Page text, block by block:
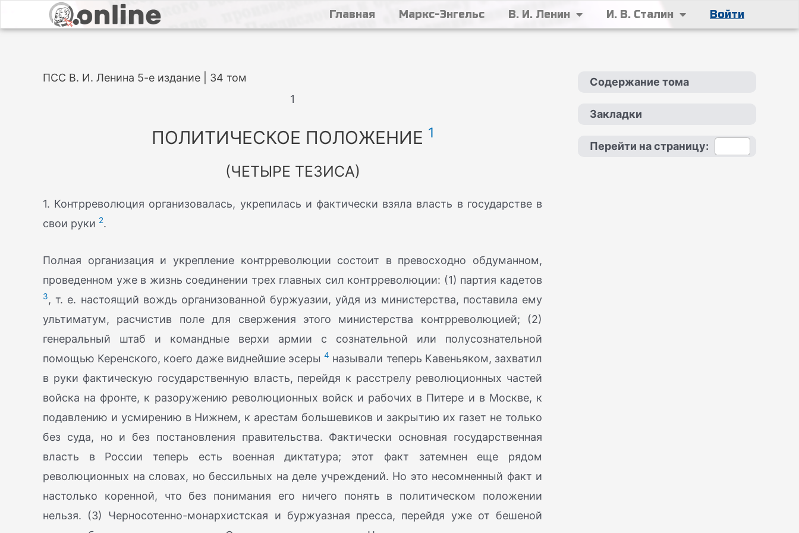
Главная Маркс-Энгельс В. И. Ленин И. В. Сталин Войти
ПСС В. И. Ленина 5-е издание | 34 том
1
ПОЛИТИЧЕСКОЕ ПОЛОЖЕНИЕ 1
(ЧЕТЫРЕ ТЕЗИСА)
1. Контрреволюция организовалась, укрепилась и фактически взяла власть в государстве в
свои руки 2.
Полная организация и укрепление контрреволюции состоит в превосходно обдуманном,
проведенном уже в жизнь соединении трех главных сил контрреволюции: (1) партия кадетов
3, т. е. настоящий вождь организованной буржуазии, уйдя из министерства, поставила ему
ультиматум, расчистив поле для свержения этого министерства контрреволюцией; (2)
генеральный штаб и командные верхи армии с сознательной или полусознательной
помощью Керенского, коего даже виднейшие эсеры4 называли теперь Кавеньяком, захватил
в руки фактическую государственную власть, перейдя к расстрелу революционных частей
войска на фронте, к разоружению революционных войск и рабочих в Питере и в Москве, к
подавлению и усмирению в Нижнем, к арестам большевиков и закрытию их газет не только
без суда, но и без постановления правительства. Фактически основная государственная
власть в России теперь есть военная диктатура; этот факт затемнен еще рядом
революционных на словах, но бессильных на деле учреждений. Но это несомненный факт и
настолько коренной, что без понимания его ничего понять в политическом положении
нельзя. (3) Черносотенно-монархистская и буржуазная пресса, перейдя уже от бешеной
Содержание тома
Закладки
Перейти на страницу: